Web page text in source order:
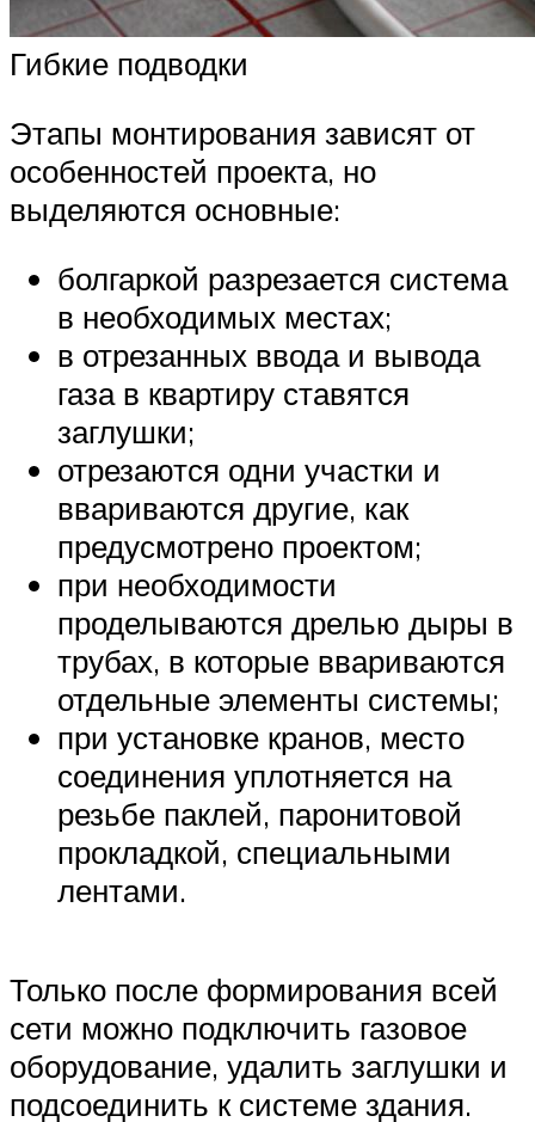
Гибкие подводки
Этапы монтирования зависят от
особенностей проекта, но
выделяются основные:
болгаркой разрезается система
в необходимых местах;
в отрезанных ввода и вывода
газа в квартиру ставятся
заглушки;
отрезаются одни участки и
ввариваются другие, как
предусмотрено проектом;
при необходимости
проделываются дрелью дыры в
трубах, в которые ввариваются
отдельные элементы системы;
при установке кранов, место
соединения уплотняется на
резьбе паклей, паронитовой
прокладкой, специальными
лентами.
Только после формирования всей
сети можно подключить газовое
оборудование, удалить заглушки и
подсоединить к системе здания.